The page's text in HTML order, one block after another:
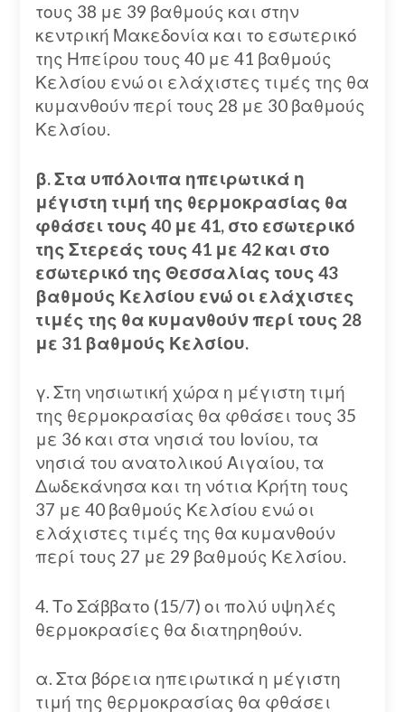
τους 38 με 39 βαθμούς και στην
κεντρική Μακεδονία και το εσωτερικό
της Ηπείρου τους 40 με 41 βαθμούς
Κελσίου ενώ οι ελάχιστες τιμές της θα
κυμανθούν περί τους 28 με 30 βαθμούς
Κελσίου.
β. Στα υπόλοιπα ηπειρωτικά η
μέγιστη τιμή της θερμοκρασίας θα
φθάσει τους 40 με 41, στο εσωτερικό
της Στερεάς τους 41 με 42 και στο
εσωτερικό της Θεσσαλίας τους 43
βαθμούς Κελσίου ενώ οι ελάχιστες
τιμές της θα κυμανθούν περί τους 28
με 31 βαθμούς Κελσίου.
γ. Στη νησιωτική χώρα η μέγιστη τιμή
της θερμοκρασίας θα φθάσει τους 35
με 36 και στα νησιά του Ιονίου, τα
νησιά του ανατολικού Αιγαίου, τα
Δωδεκάνησα και τη νότια Κρήτη τους
37 με 40 βαθμούς Κελσίου ενώ οι
ελάχιστες τιμές της θα κυμανθούν
περί τους 27 με 29 βαθμούς Κελσίου.
4. Το Σάββατο (15/7) οι πολύ υψηλές
θερμοκρασίες θα διατηρηθούν.
α. Στα βόρεια ηπειρωτικά η μέγιστη
τιμή της θερμοκρασίας θα φθάσει